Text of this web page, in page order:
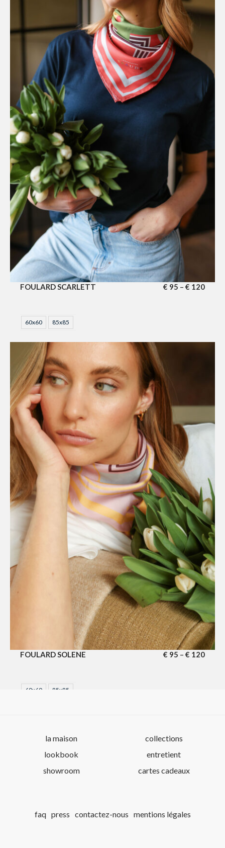
FOULARD SCARLETT € 95 – € 120
60x60 85x85
FOULARD SOLENE € 95 – € 120
60x60 85x85
la maison
lookbook
showroom
collections
entretient
cartes cadeaux
faq press contactez-nous mentions légales